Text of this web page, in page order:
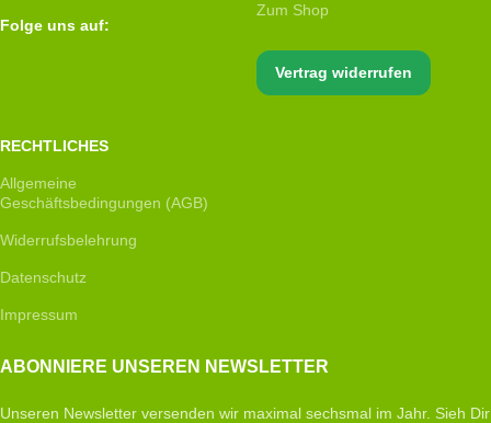
Folge uns auf:
Zum Shop
Vertrag widerrufen
RECHTLICHES
Allgemeine
Geschäftsbedingungen (AGB)
Widerrufsbelehrung
Datenschutz
Impressum
ABONNIERE UNSEREN NEWSLETTER
Unseren Newsletter versenden wir maximal sechsmal im Jahr. Sieh Dir